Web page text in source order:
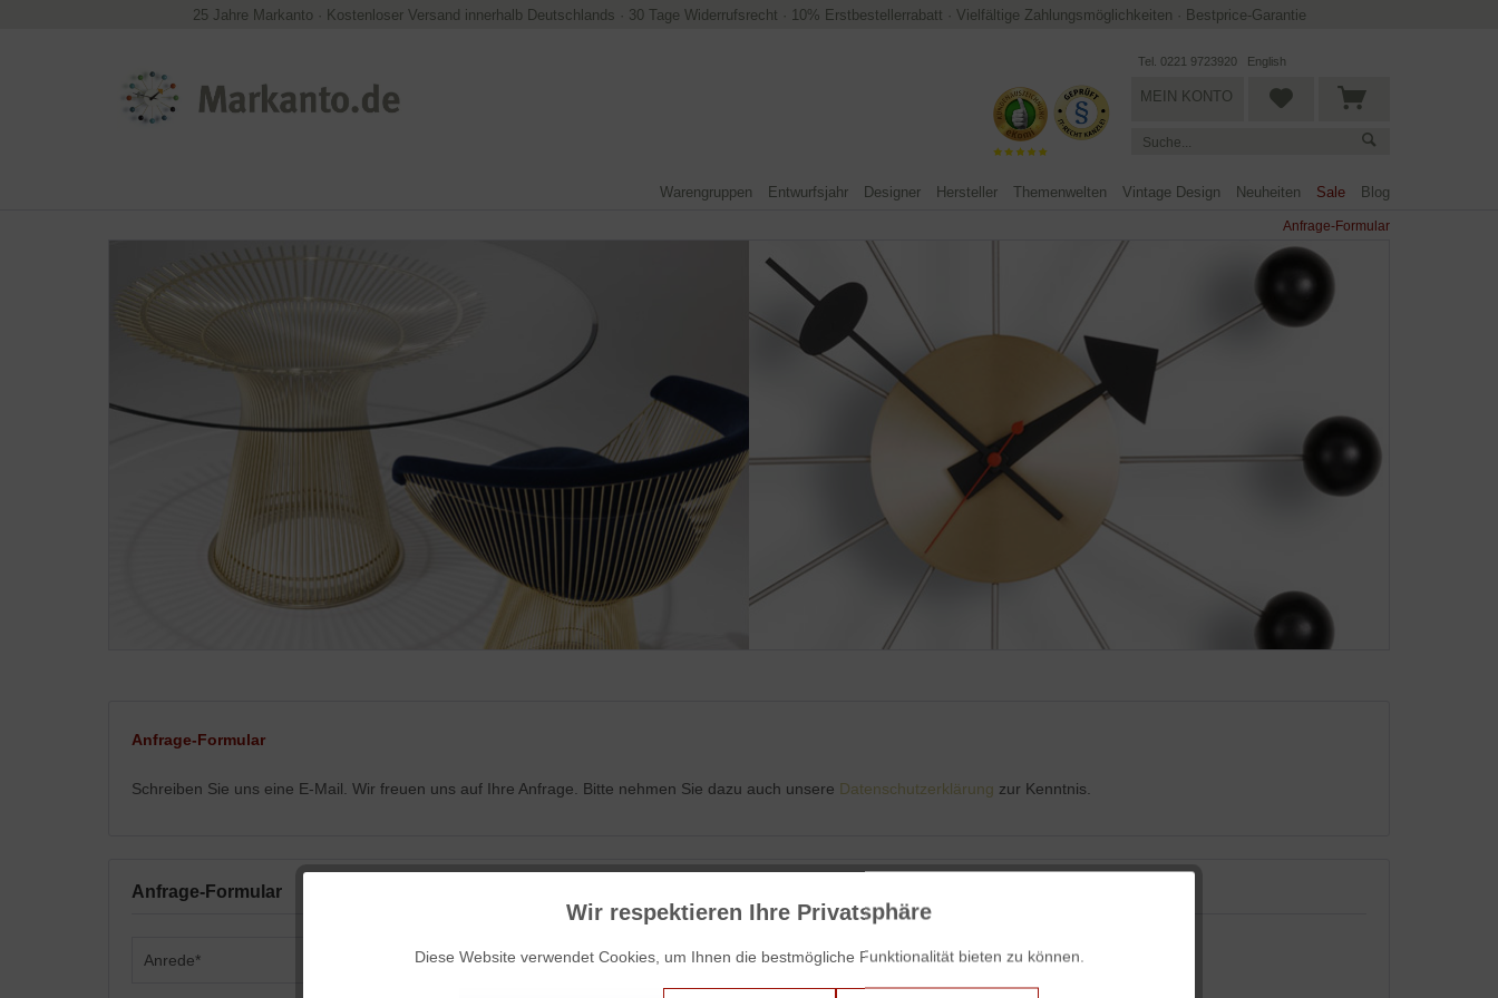
25 Jahre Markanto · Kostenloser Versand innerhalb Deutschlands · 30 Tage Widerrufsrecht · 10% Erstbestellerrabatt · Vielfältige Zahlungsmöglichkeiten · Bestprice-Garantie
Tel. 0221 9723920 English
MEIN KONTO
Warengruppen Entwurfsjahr Designer Hersteller Themenwelten Vintage Design Neuheiten Sale Blog
Anfrage-Formular
Anfrage-Formular
Schreiben Sie uns eine E-Mail. Wir freuen uns auf Ihre Anfrage. Bitte nehmen Sie dazu auch unsere Datenschutzerklärung zur Kenntnis.
Anfrage-Formular
Wir respektieren Ihre Privatsphäre
Diese Website verwendet Cookies, um Ihnen die bestmögliche Funktionalität bieten zu können.